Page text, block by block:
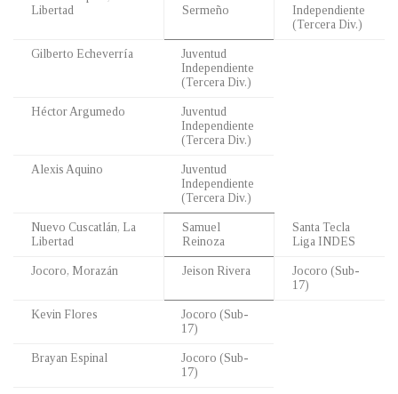
Libertad
Sermeño
Independiente
(Tercera Div.)
Gilberto Echeverría
Juventud
Independiente
(Tercera Div.)
Héctor Argumedo
Juventud
Independiente
(Tercera Div.)
Alexis Aquino
Juventud
Independiente
(Tercera Div.)
Nuevo Cuscatlán, La
Libertad
Samuel
Reinoza
Santa Tecla
Liga INDES
Jocoro, Morazán Jeison Rivera
Jocoro (Sub-
17)
Kevin Flores
Jocoro (Sub-
17)
Brayan Espinal
Jocoro (Sub-
17)